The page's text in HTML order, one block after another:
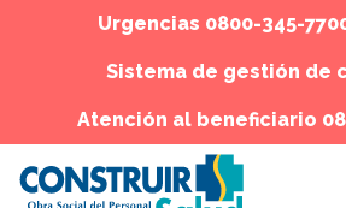
Urgencias 0800-345-
Sistema de gestión de
Atención al beneficiario